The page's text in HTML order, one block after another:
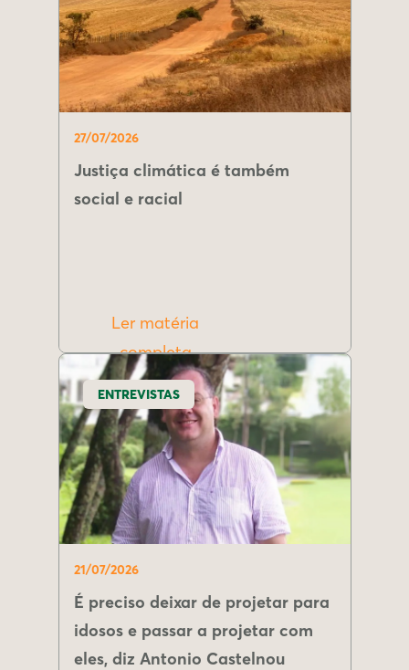
27/07/2026
Justiça climática é também
social e racial
Ler matéria
completa
ENTREVISTAS
21/07/2026
É preciso deixar de projetar para
idosos e passar a projetar com
eles, diz Antonio Castelnou